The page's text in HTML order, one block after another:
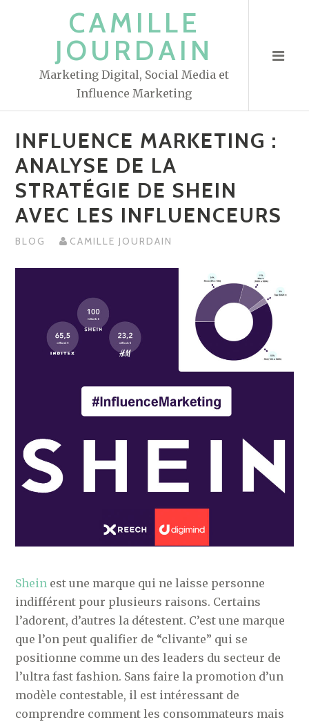
CAMILLE
JOURDAIN
Marketing Digital, Social Media et
Influence Marketing
INFLUENCE MARKETING :
ANALYSE DE LA
STRATÉGIE DE SHEIN
AVEC LES INFLUENCEURS
BLOG CAMILLE JOURDAIN
Shein est une marque qui ne laisse personne
indifférent pour plusieurs raisons. Certains
l’adorent, d’autres la détestent. C’est une marque
que l’on peut qualifier de “clivante” qui se
positionne comme un des leaders du secteur de
l’ultra fast fashion. Sans faire la promotion d’un
modèle contestable, il est intéressant de
comprendre comment les consommateurs mais